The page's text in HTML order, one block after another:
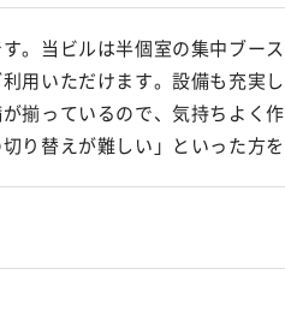
。当ビルは半個室の集中ブー
用いただけます。設備も充実
揃っているので、気持ちよく
り替えが難しい」といった方